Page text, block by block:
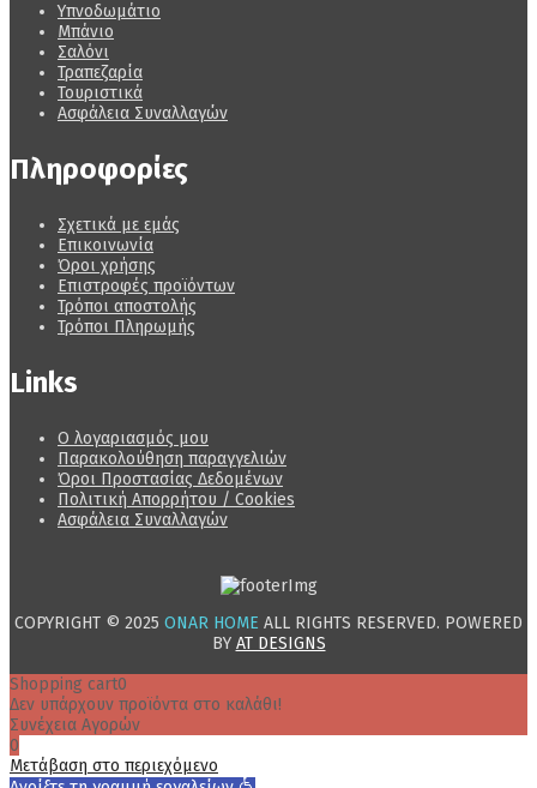
Υπνοδωμάτιο
Μπάνιο
Σαλόνι
Τραπεζαρία
Τουριστικά
Ασφάλεια Συναλλαγών
Πληροφορίες
Σχετικά με εμάς
Επικοινωνία
Όροι χρήσης
Επιστροφές προϊόντων
Τρόποι αποστολής
Τρόποι Πληρωμής
Links
Ο λογαριασμός μου
Παρακολούθηση παραγγελιών
Όροι Προστασίας Δεδομένων
Πολιτική Απορρήτου / Cookies
Ασφάλεια Συναλλαγών
COPYRIGHT © 2025 ONAR HOME ALL RIGHTS RESERVED. POWERED
BY AT DESIGNS
Shopping cart0
Δεν υπάρχουν προϊόντα στο καλάθι!
Συνέχεια Αγορών
0
Μετάβαση στο περιεχόμενο